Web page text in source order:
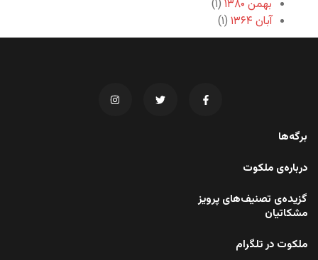
بهمن ۱۳۸۰
(۱)
آبان ۱۳۶۴
(۱)
برگه‌ها
درباره‌ی ملکوت
گزیده‌ی تصنیف‌های پرویز
مشکاتیان
ملکوت در تلگرام